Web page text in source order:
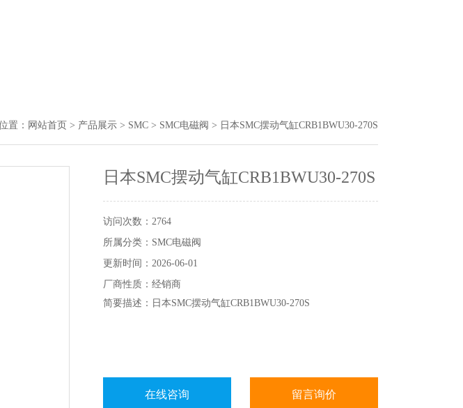
置： 网站首页 > 产品展示 > SMC > SMC电磁阀 > 日本SMC摆动气缸CRB1BWU30-270S
日本SMC摆动气缸CRB1BWU30-270S
访问次数：2764
所属分类：SMC电磁阀
更新时间：2026-06-01
厂商性质：经销商
简要描述：日本SMC摆动气缸CRB1BWU30-270S
在线咨询 留言询价